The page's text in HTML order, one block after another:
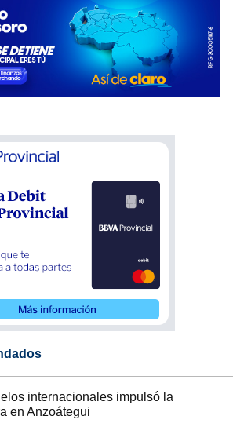
internacionales impulsó la
en Anzoátegui